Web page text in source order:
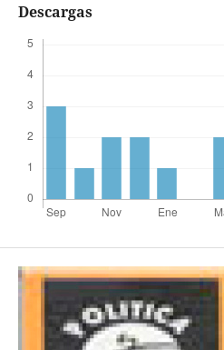
Descargas